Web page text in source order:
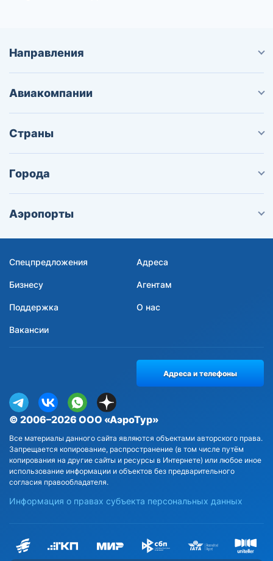
Направления
Авиакомпании
Страны
Города
Аэропорты
Спецпредложения Адреса
Бизнесу Агентам
Поддержка О нас
Вакансии
© 2006–2026 ООО «АэроТур»
Все материалы данного сайта являются объектами авторского права.
Запрещается копирование, распространение (в том числе путём
копирования на другие сайты и ресурсы в Интернете) или любое иное
использование информации и объектов без предварительного
согласия правообладателя.
Информация о правах субъекта персональных данных
Адреса и телефоны